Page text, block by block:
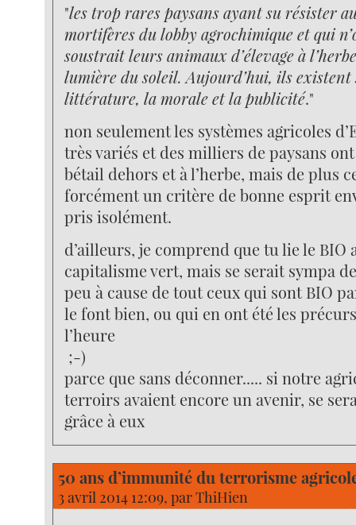
"les trop rares paysans ayant su résister
mortifères du lobby agrochimique et qui
soustrait leurs animaux d’élevage à
lumière du soleil. Aujourd’hui, ils
littérature, la morale et la publicité."
non seulement les systèmes agricoles
très variés et des milliers de paysans
bétail dehors et à l’herbe, mais de plus
forcément un critère de bonne esprit
pris isolément.
d’ailleurs, je comprend que tu lie le BIO
capitalisme vert, mais se serait sympa
peu à cause de tout ceux qui sont BIO
le font bien, ou qui en ont été les
l’heure
;-)
parce que sans déconner..... si notre
terroirs avaient encore un avenir, se
grâce à eux
50 ans d’immunité du terrorisme
3 avril 2014 12:09, parThiHien